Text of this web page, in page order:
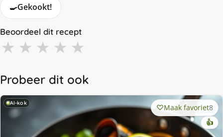
🍳Gekookt!
Beoordeel dit recept
★ ★ ★ ★ ★
Probeer dit ook
AI-kok Maak favoriet8
👍